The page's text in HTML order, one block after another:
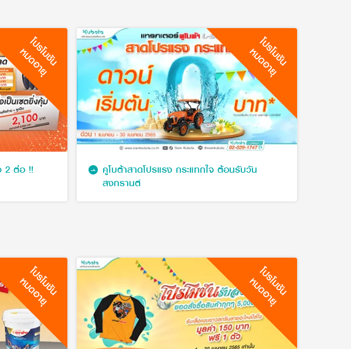
โปรโมชัน
หมดอายุ
2 ต่อ !!
โปรโมชัน
หมดอายุ
คูโบต้าสาดโปรแรง กระแทกใจ ต้อนรับวัน
สงกรานต์
โปรโมชัน
หมดอายุ โปรโมชัน
หมดอายุ